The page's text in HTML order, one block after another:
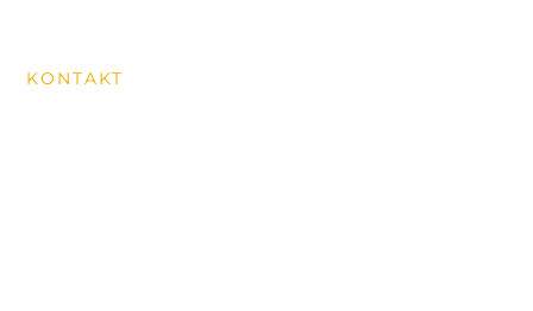
KONTAKT